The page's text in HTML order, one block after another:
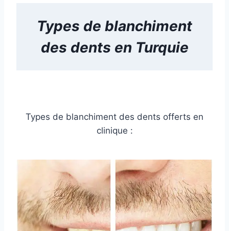
Types de blanchiment
des dents en Turquie
Types de blanchiment des dents offerts en
clinique :